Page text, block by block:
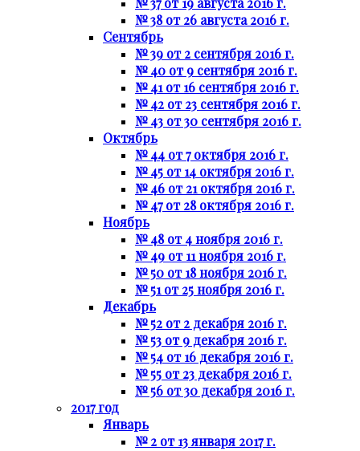
№ 38 от 26 августа 2016 г.
Сентябрь
№ 39 от 2 сентября 2016 г.
№ 40 от 9 сентября 2016 г.
№ 41 от 16 сентября 2016 г.
№ 42 от 23 сентября 2016 г.
№ 43 от 30 сентября 2016 г.
Октябрь
№ 44 от 7 октября 2016 г.
№ 45 от 14 октября 2016 г.
№ 46 от 21 октября 2016 г.
№ 47 от 28 октября 2016 г.
Ноябрь
№ 48 от 4 ноября 2016 г.
№ 49 от 11 ноября 2016 г.
№ 50 от 18 ноября 2016 г.
№ 51 от 25 ноября 2016 г.
Декабрь
№ 52 от 2 декабря 2016 г.
№ 53 от 9 декабря 2016 г.
№ 54 от 16 декабря 2016 г.
№ 55 от 23 декабря 2016 г.
№ 56 от 30 декабря 2016 г.
2017 год
Январь
№ 2 от 13 января 2017 г.